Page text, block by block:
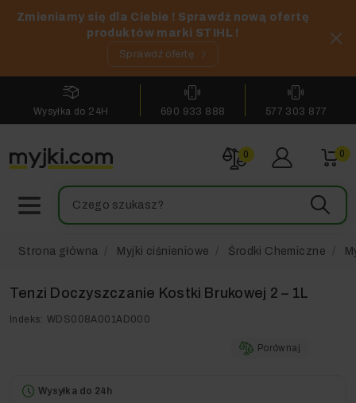
Zmieniamy się dla Ciebie ! Sprawdź nową ofertę
produktów marki STIHL !
Sprawdź ofertę
Wysyłka do 24H 690 933 888 577 303 877
0 0
Strona główna Myjki ciśnieniowe Środki Chemiczne
Tenzi Doczyszczanie Kostki Brukowej 2 – 1L
Indeks: WDS008A001AD000
Porównaj
Wysyłka do 24h